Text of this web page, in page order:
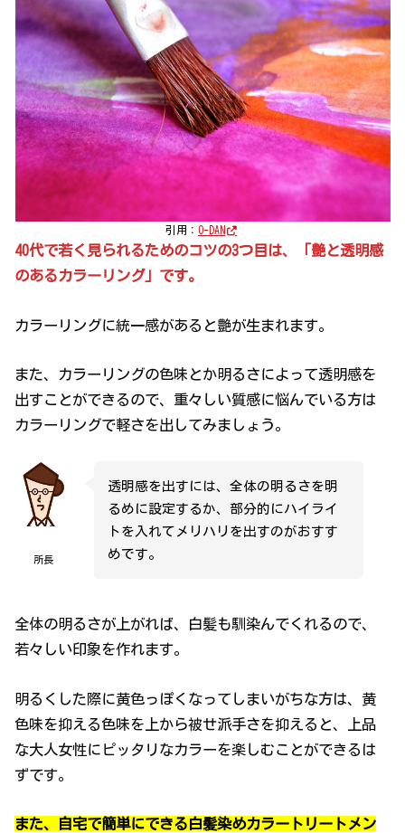
引用： O-DAN
40代で若く見られるためのコツの3つ目は、「艶と透明感
のあるカラーリング」です。
カラーリングに統一感があると艶が生まれます。
また、カラーリングの色味とか明るさによって透明感を
出すことができるので、重々しい質感に悩んでいる方は
カラーリングで軽さを出してみましょう。
所長
透明感を出すには、全体の明るさを明
るめに設定するか、部分的にハイライ
トを入れてメリハリを出すのがおすす
めです。
全体の明るさが上がれば、白髪も馴染んでくれるので、
若々しい印象を作れます。
明るくした際に黄色っぽくなってしまいがちな方は、黄
色味を抑える色味を上から被せ派手さを抑えると、上品
な大人女性にピッタリなカラーを楽しむことができるは
ずです。
また、自宅で簡単にできる白髪染めカラートリートメン